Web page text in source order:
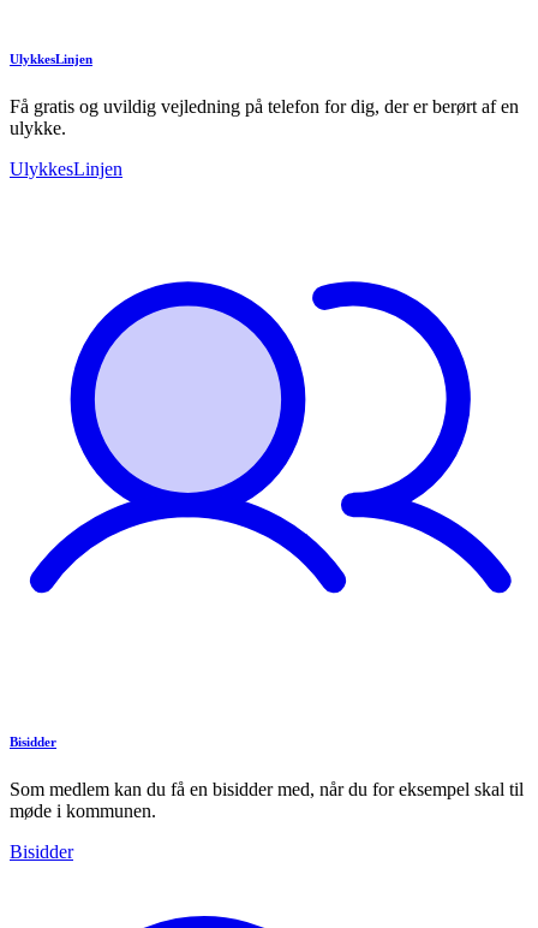
UlykkesLinjen
Få gratis og uvildig vejledning på telefon for dig, der er berørt af en
ulykke.
UlykkesLinjen
Bisidder
Som medlem kan du få en bisidder med, når du for eksempel skal til
møde i kommunen.
Bisidder